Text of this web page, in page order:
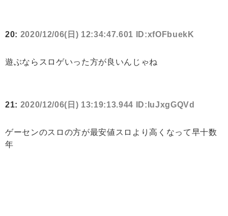
20: 2020/12/06(日) 12:34:47.601 ID:xfOFbuekK
遊ぶならスロゲいった方が良いんじゃね
21: 2020/12/06(日) 13:19:13.944 ID:IuJxgGQVd
ゲーセンのスロの方が最安値スロより高くなって早十数
年